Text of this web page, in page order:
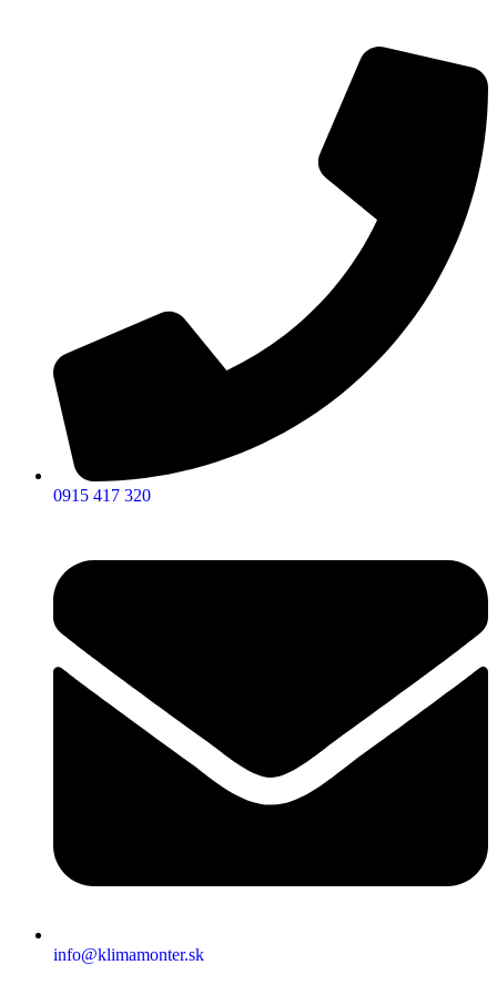
0915 417 320
info@klimamonter.sk